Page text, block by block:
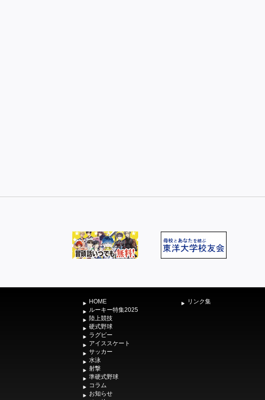
HOME
ルーキー特集2025
陸上競技
硬式野球
ラグビー
アイススケート
サッカー
水泳
射撃
準硬式野球
コラム
お知らせ
リンク集